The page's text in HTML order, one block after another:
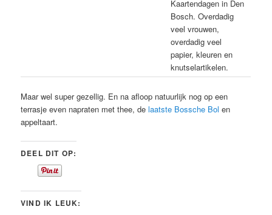
Kaartendagen in Den
Bosch. Overdadig
veel vrouwen,
overdadig veel
papier, kleuren en
knutselartikelen.
Maar wel super gezellig. En na afloop natuurlijk nog op een
terrasje even napraten met thee, delaatste Bossche Bolen
appeltaart.
DEEL DIT OP:
VIND IK LEUK: